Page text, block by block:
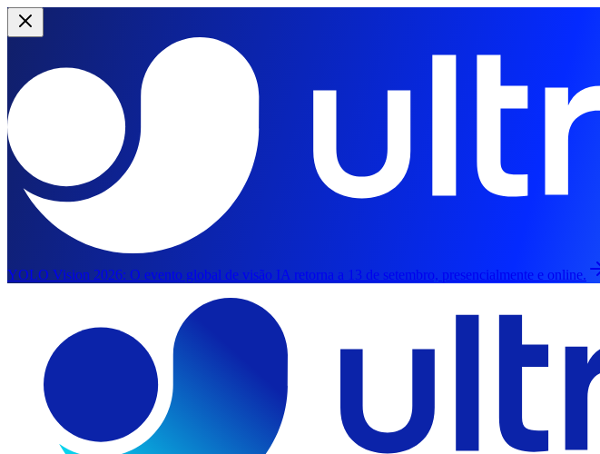
YOLO Vision 2026: O evento global de visão IA retorna a 13 de setembro, presencialmente e online.